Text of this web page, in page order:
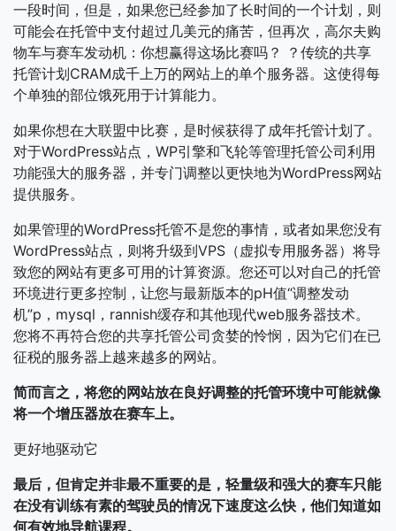
一段时间，但是，如果您已经参加了长时间的一个计划，则
可能会在托管中支付超过几美元的痛苦，但再次，高尔夫购
物车与赛车发动机：你想赢得这场比赛吗？ ？ 传统的共享
托管计划CRAM成千上万的网站上的单个服务器。这使得每
个单独的部位饿死用于计算能力。
如果你想在大联盟中比赛，是时候获得了成年托管计划了。
对于WordPress站点，WP引擎和飞轮等管理托管公司利用
功能强大的服务器，并专门调整以更快地为WordPress网站
提供服务。
如果管理的WordPress托管不是您的事情，或者如果您没有
WordPress站点，则将升级到VPS（虚拟专用服务器）将导
致您的网站有更多可用的计算资源。您还可以对自己的托管
环境进行更多控制，让您与最新版本的pH值“调整发动
机”p，mysql，rannish缓存和其他现代web服务器技术。
您将不再符合您的共享托管公司贪婪的怜悯，因为它们在已
征税的服务器上越来越多的网站。
简而言之，将您的网站放在良好调整的托管环境中可能就像
将一个增压器放在赛车上。
更好地驱动它
最后，但肯定并非最不重要的是，轻量级和强大的赛车只能
在没有训练有素的驾驶员的情况下速度这么快，他们知道如
何有效地导航课程。